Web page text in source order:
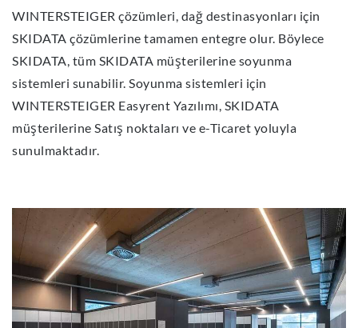
WINTERSTEIGER çözümleri, dağ destinasyonları için
SKIDATA çözümlerine tamamen entegre olur. Böylece
SKIDATA, tüm SKIDATA müşterilerine soyunma
sistemleri sunabilir. Soyunma sistemleri için
WINTERSTEIGER Easyrent Yazılımı, SKIDATA
müşterilerine Satış noktaları ve e-Ticaret yoluyla
sunulmaktadır.